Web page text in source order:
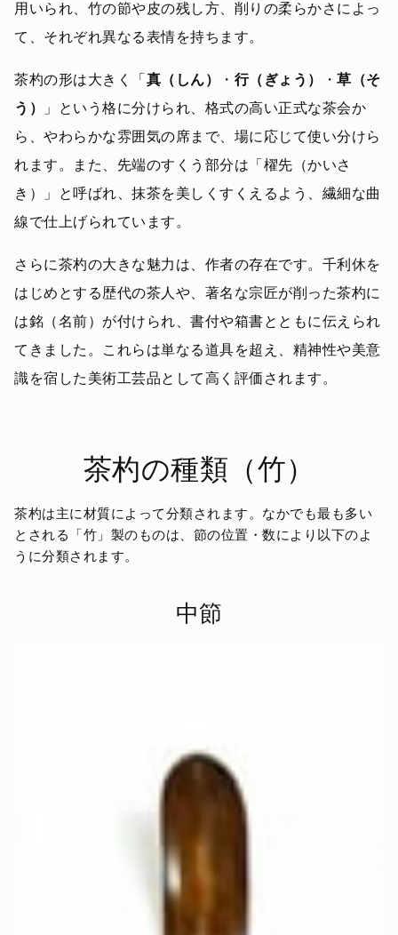
用いられ、竹の節や皮の残し方、削りの柔らかさによっ
て、それぞれ異なる表情を持ちます。
茶杓の形は大きく「 真（しん） ・ 行（ぎょう） ・ 草（そ
う）
」という格に分けられ、格式の高い正式な茶会か
ら、やわらかな雰囲気の席まで、場に応じて使い分けら
れます。また、先端のすくう部分は「櫂先（かいさ
き）」と呼ばれ、抹茶を美しくすくえるよう、繊細な曲
線で仕上げられています。
さらに茶杓の大きな魅力は、作者の存在です。千利休を
はじめとする歴代の茶人や、著名な宗匠が削った茶杓に
は銘（名前）が付けられ、書付や箱書とともに伝えられ
てきました。これらは単なる道具を超え、精神性や美意
識を宿した美術工芸品として高く評価されます。
茶杓の種類（竹）
茶杓は主に材質によって分類されます。なかでも最も多い
とされる「竹」製のものは、節の位置・数により以下のよ
うに分類されます。
中節